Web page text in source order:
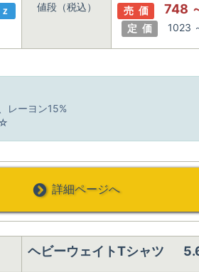
値段（税込） 売 価 748
定 価 1023
レーヨン15%
詳細ページへ
ヘビーウェイトTシャツ